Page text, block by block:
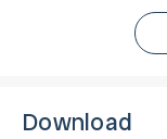
Download